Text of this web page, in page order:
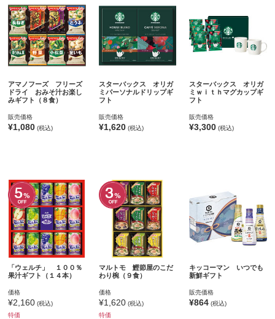
アマノフーズ フリーズ
ドライ おみそ汁お楽し
みギフト（８食）
販売価格
¥1,080 (税込)
スターバックス オリガ
ミパーソナルドリップギ
フト
販売価格
¥1,620(税込)
スターバックス オリガ
ミｗｉｔｈマグカップギ
フト
販売価格
¥3,300 (税込)
「ウェルチ」 １００％
果汁ギフト（１４本）
価格
¥2,160 (税込)
特価
マルトモ 鰹節屋のこだ
わり椀（９食）
価格
¥1,620(税込)
特価
キッコーマン いつでも
新鮮ギフト
販売価格
¥864 (税込)